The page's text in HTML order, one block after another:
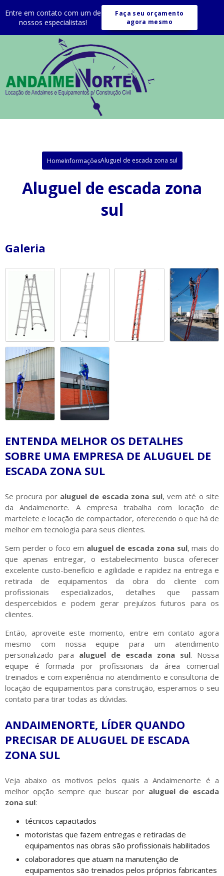
Entre em contato com um de
nossos especialistas!
Faça seu orçamento
agora mesmo
HomeInformaçõesAluguel de escada zona sul
Aluguel de escada zona
sul
Galeria
ENTENDA MELHOR OS DETALHES
SOBRE UMA EMPRESA DE ALUGUEL DE
ESCADA ZONA SUL
Se procura por aluguel de escada zona sul, vem até o site
da Andaimenorte. A empresa trabalha com locação de
martelete e locação de compactador, oferecendo o que há de
melhor em tecnologia para seus clientes.
Sem perder o foco em aluguel de escada zona sul, mais do
que apenas entregar, o estabelecimento busca oferecer
excelente custo-benefício e agilidade e rapidez na entrega e
retirada de equipamentos da obra do cliente com
profissionais especializados, detalhes que passam
despercebidos e podem gerar prejuízos futuros para os
clientes.
Então, aproveite este momento, entre em contato agora
mesmo com nossa equipe para um atendimento
personalizado para aluguel de escada zona sul. Nossa
equipe é formada por profissionais da área comercial
treinados e com experiência no atendimento e consultoria de
locação de equipamentos para construção, esperamos o seu
contato para tirar todas as dúvidas.
ANDAIMENORTE, LÍDER QUANDO
PRECISAR DE ALUGUEL DE ESCADA
ZONA SUL
Veja abaixo os motivos pelos quais a Andaimenorte é a
melhor opção sempre que buscar por aluguel de escada
zona sul:
técnicos capacitados
motoristas que fazem entregas e retiradas de
equipamentos nas obras são profissionais habilitados
colaboradores que atuam na manutenção de
equipamentos são treinados pelos próprios fabricantes